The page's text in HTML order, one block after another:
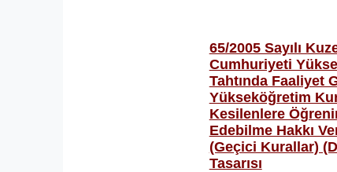
65/2005 Sayılı
Cumhuriyeti
Tahtında Faaliyet
Yükseköğretim
Kesilenlere
Edebilme Hakkı
(Geçici Kurallar)
Tasarısı